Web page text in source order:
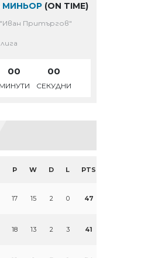
МИНЬОР (ON TIME)
Притъргов"
00
МИНУТИ
00
СЕКУДНИ
P W D L PTS
17 15 2 0 47
18 13 2 3 41